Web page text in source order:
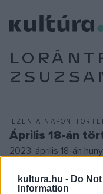
kultura.hu - Do
Information
EZEN A NAPON
Április 18-án
2023. április 18-án
magyar énekes,
élet ikonikus alakja